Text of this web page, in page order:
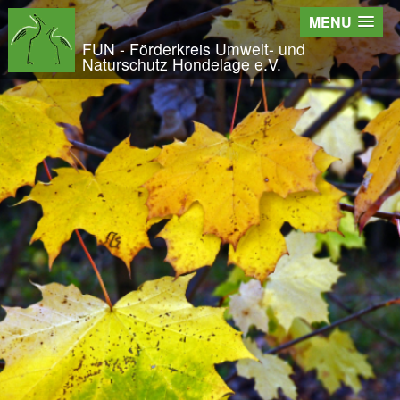
Wir - der FUN
Der Verein
Entstehung und Geschichte
Kontakt
Der Vorstand
Orts- und Arbeitsgruppen
Bundesfreiwilligendienst und Freiwilliges
Satzung und Leitbild
Veröffentlichungen
Projekte und Aktivitäten
Initiative Langes Leben
Urwald Hondelage
Togo - ein Projekt in Afrika
GAK-Projekte
Nistkästen
FUN - Förderkreis Umwelt- und
Naturschutz Hondelage e.V.
MENU